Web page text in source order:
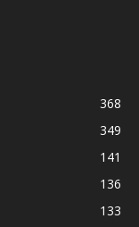
368
349
141
136
133